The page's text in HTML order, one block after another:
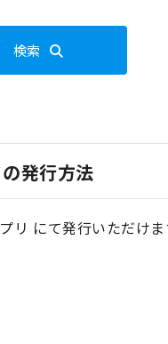
検索
発行方法
にて発行いただけま